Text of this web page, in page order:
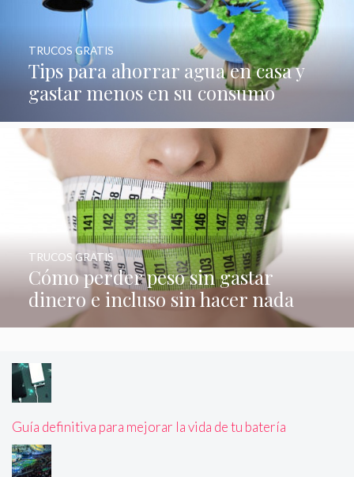
Tips para ahorrar agua en casa y
gastar menos en su consumo
TRUCOS GRATIS
Cómo perder peso sin gastar
dinero e incluso sin hacer nada
TRUCOS GRATIS
Guía definitiva para mejorar la vida de tu batería